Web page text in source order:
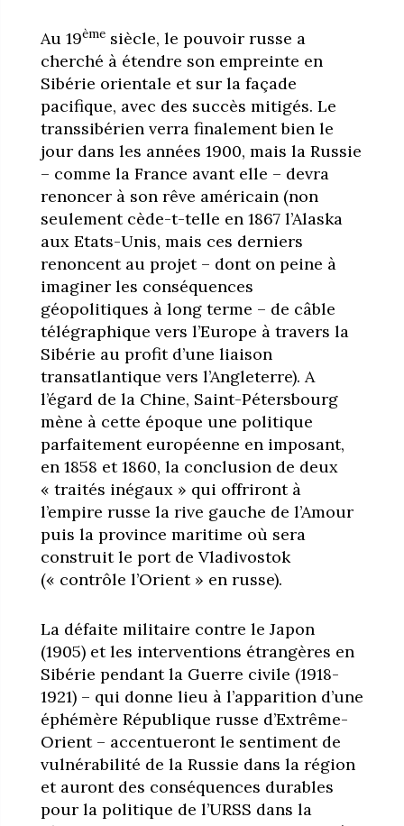
Au 19èmesiècle, le pouvoir russe a
cherché à étendre son empreinte en
Sibérie orientale et sur la façade
pacifique, avec des succès mitigés. Le
transsibérien verra finalement bien le
jour dans les années 1900, mais la Russie
– comme la France avant elle – devra
renoncer à son rêve américain (non
seulement cède-t-telle en 1867 l’Alaska
aux Etats-Unis, mais ces derniers
renoncent au projet – dont on peine à
imaginer les conséquences
géopolitiques à long terme – de câble
télégraphique vers l’Europe à travers la
Sibérie au profit d’une liaison
transatlantique vers l’Angleterre). A
l’égard de la Chine, Saint-Pétersbourg
mène à cette époque une politique
parfaitement européenne en imposant,
en 1858 et 1860, la conclusion de deux
« traités inégaux » qui offriront à
l’empire russe la rive gauche de l’Amour
puis la province maritime où sera
construit le port de Vladivostok
(« contrôle l’Orient » en russe).
La défaite militaire contre le Japon
(1905) et les interventions étrangères en
Sibérie pendant la Guerre civile (1918-
1921) – qui donne lieu à l’apparition d’une
éphémère République russe d’Extrême-
Orient – accentueront le sentiment de
vulnérabilité de la Russie dans la région
et auront des conséquences durables
pour la politique de l’URSS dans la